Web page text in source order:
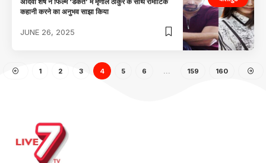
कहानी करने का अनुभव साझा किया
JUNE 26, 2025
1 2 3 4 5 6 159 160